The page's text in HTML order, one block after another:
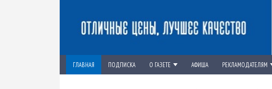
ГЛАВНАЯ ПОДПИСКА О ГАЗЕТЕ АФИША РЕКЛАМОДАТЕЛЯМ